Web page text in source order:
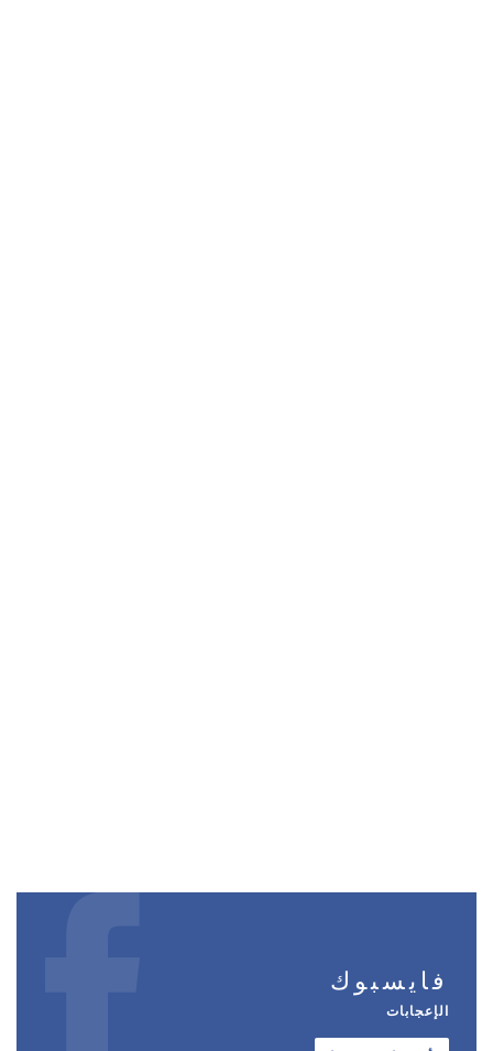
فايسبوك
الإعجابات